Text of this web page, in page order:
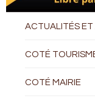
ACTUALITÉS ET
COTÉ
COTÉ MAIRIE